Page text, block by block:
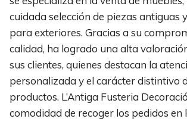
cuidada selección de piezas antiguas
para exteriores. Gracias a su
calidad, ha logrado una alta
sus clientes, quienes destacan la
personalizada y el carácter distintivo
productos. L’Antiga Fusteria
comodidad de recoger los pedidos en